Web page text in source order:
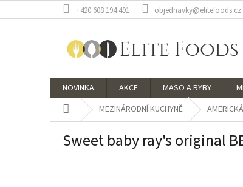
na
+420 608 194 491 objednavky@elitefoods.cz
NOVINKA AKCE MASO A RYBY
Domů MEZINÁRODNÍ KUCHYNĚ
Sweet baby ray's original